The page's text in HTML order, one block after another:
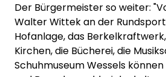
Der Bürgermeister so weiter:
Walter Wittek an der
Hofanlage, das
Kirchen, die Bücherei, die
Schuhmuseum Wessels